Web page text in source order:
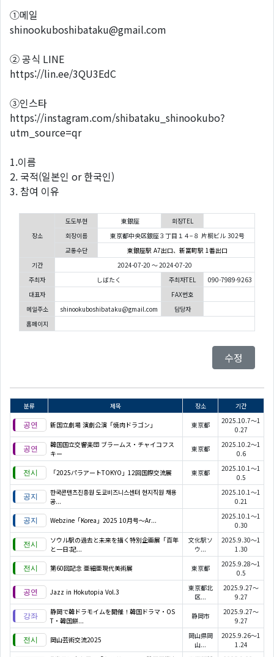
①메일
shinookuboshibataku@gmail.com
② 공식 LINE
https://lin.ee/3QU3EdC
③인스타
https://instagram.com/shibataku_shinookubo?
utm_source=qr
1.이름
2. 국적(일본인 or 한국인)
3. 참여 이유
장소
도도부현 東銀座
회장TEL
회장이름
東京都中央区銀座３丁目１４−８ 片桐ビル 302号
교통수단
東銀座駅 A7出口、新富町駅 1番出口
기간
2024-07-20 ～ 2024-07-20
주최자
しばたく 주최자TEL
090-7989-9263
대표자
FAX번호
메일주소
shinookuboshibataku@gmail.com
담당자
홈페이지
수정
분류 제목 장소 기간
新国立劇場 演劇公演「焼肉ドラゴン」 東京都
2025.10.7～1
0.27
韓国国立交響楽団 ブラームス・チャイコフス
キー
東京都
2025.10.2～1
0.6
「2025パラアートTOKYO」12回国際交流展 東京都
2025.10.1～1
0.5
한국콘텐츠진흥원 도쿄비즈니스센터 현지직원 채용
공...
2025.10.1～1
0.21
Webzine「Korea」2025 10月号～Ar...
2025.10.1～1
0.30
ソウル駅の過去と未来を描く特別企画展「百年
と一日:記...
文化駅ソ
ウ...
2025.9.30～1
1.30
第60回記念 亜細亜現代美術展 東京都
2025.9.28～1
0.5
Jazz in Hokutopia Vol.3
東京都北
区...
2025.9.27～
9.27
静岡で韓ドラモイムを開催！韓国ドラマ・OS
T・韓国餅...
静岡市
2025.9.27～
9.27
岡山芸術交流2025
岡山県岡
山...
2025.9.26～1
1.24